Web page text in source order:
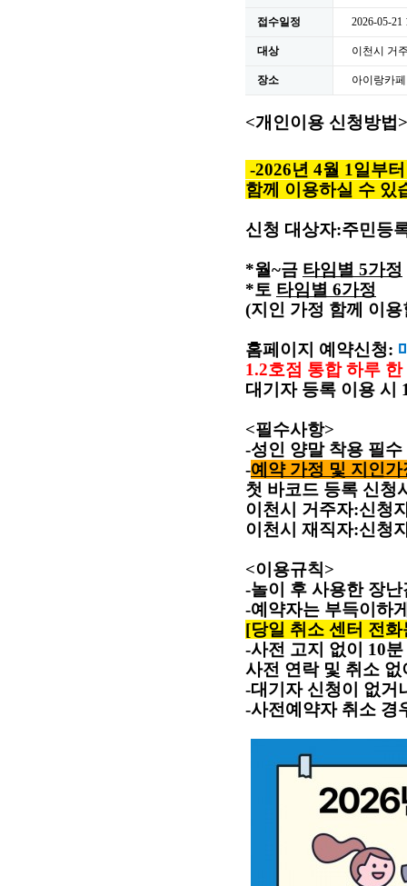
접수일정 2026-05-21
대상 이천시 거
장소 아이랑카
<개인이용 신청방법 >
-2026년 4월 1일부
함께 이용하실 수 있
신청 대상자:주민등
*월~금 타임별 5가정
*토 타임별 6가정
(지인 가정 함께 이
홈페이지 예약신청:
1.2호점 통합 하루 한
대기자 등록 이용 시
<필수사항>
-성인 양말 착용 필수
-예약 가정 및 지인
첫 바코드 등록 신청
이천시 거주자:신청
이천시 재직자:신청
<이용규칙>
-놀이 후 사용한 장
-예약자는 부득이하
[당일 취소 센터 전
-사전 고지 없이 10
사전 연락 및 취소
-대기자 신청이 없거
-사전예약자 취소 경